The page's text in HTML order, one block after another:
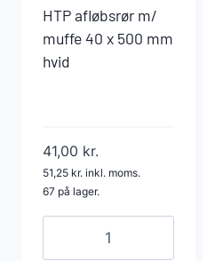
HTP afløbsrør m/
muffe 40 x 500 mm
hvid
41,00 kr.
51,25 kr. inkl. moms.
67 på lager.